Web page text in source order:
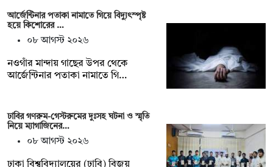
আর্জেন্টিনার পতাকা নামাতে গিয়ে বিদ্যুৎস্পৃষ্ট
হয়ে কিশোরের …
০৮ আগস্ট ২০২৬
নওগাঁর মান্দায় গাছের উপর থেকে
আর্জেন্টিনার পতাকা নামাতে গি…
ঢাবির গণরুম-গেস্টরুমের দুঃসহ ঘটনা ও স্মৃতি
নিয়ে ম্যাগাজিনের…
০৮ আগস্ট ২০২৬
ঢাকা বিশ্ববিদ্যালয়ের (ঢাবি) বিজয়